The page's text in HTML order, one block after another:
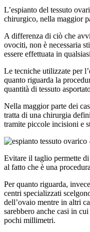
L’espianto del tessuto
chirurgico, nella maggior
A differenza di ciò che
ovociti, non è necessaria
essere effettuata in
Le tecniche utilizzate per
quanto riguarda la
quantità di tessuto
Nella maggior parte dei
tratta di una chirurgia
tramite piccole incisioni e
Evitare il taglio permette
al fatto che è una
Per quanto riguarda,
centri specializzati
dell’ovaio mentre in altri
sarebbero anche casi in
pochi millimetri.